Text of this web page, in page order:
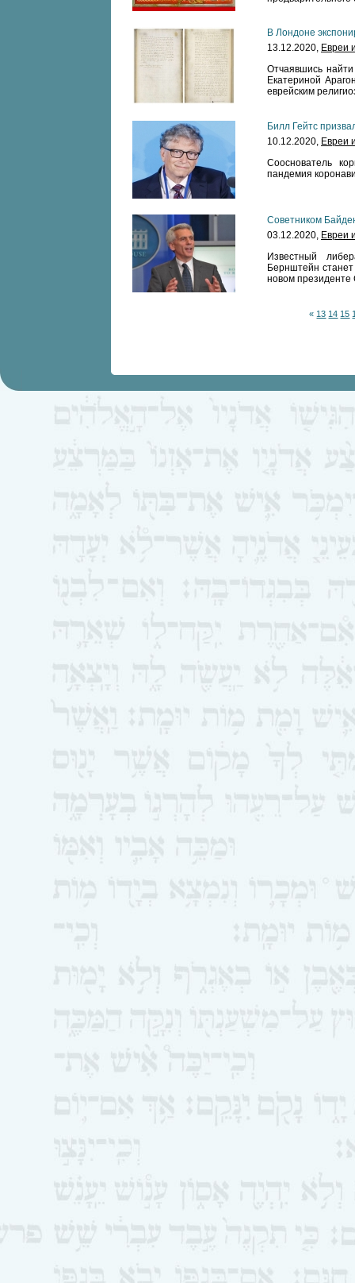
В Лондоне
13.12.2020, Евреи
Отчаявшись
Екатериной
еврейским
Билл Гейтс
10.12.2020, Евреи
Сооснователь
пандемия
Советником
03.12.2020, Евреи
Известный
Бернштейн
новом
« 13 14 15